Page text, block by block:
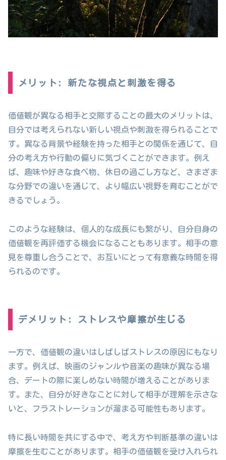
メリット: 新たな視点と刺激を得る
価値観が異なる相手と交際することの最大のメリットは、
自分では考えられない新しい視点や刺激を得られることで
す。異なる背景や経験を持った相手との関係を通じて、自
分の考え方や行動の偏りに気づくことができます。例え
ば、趣味や好きな食べ物、休日の過ごし方など、さまざま
な分野での違いを通じて、より幅広い視野を育むことがで
きるでしょう。
このような経験は、個人的な成長にも繋がり、自分自身の
価値観を再評価する機会になることもあります。相手の意
見を尊重し合うことで、お互いにとって有意義な時間を得
られるのです。
デメリット: ストレスや摩擦が生じる
一方で、価値観の違いはしばしばストレスの原因にもなり
ます。例えば、映画のジャンルや音楽の趣味が異なる場
合、デートの際に楽しめない時間が増えることがありま
す。また、自分が好きなことに対して相手が理解を示さな
いと、フラストレーションが溜まる可能性もあります。
特に長い時間を共にする中で、考え方や判断基準の違いは
摩擦を生むことがあります。相手の価値観を受け入れられ